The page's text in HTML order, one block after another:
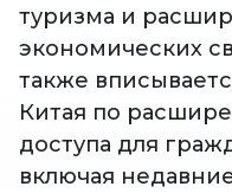
туризма и
экономических
также
Китая по
доступа для
включая